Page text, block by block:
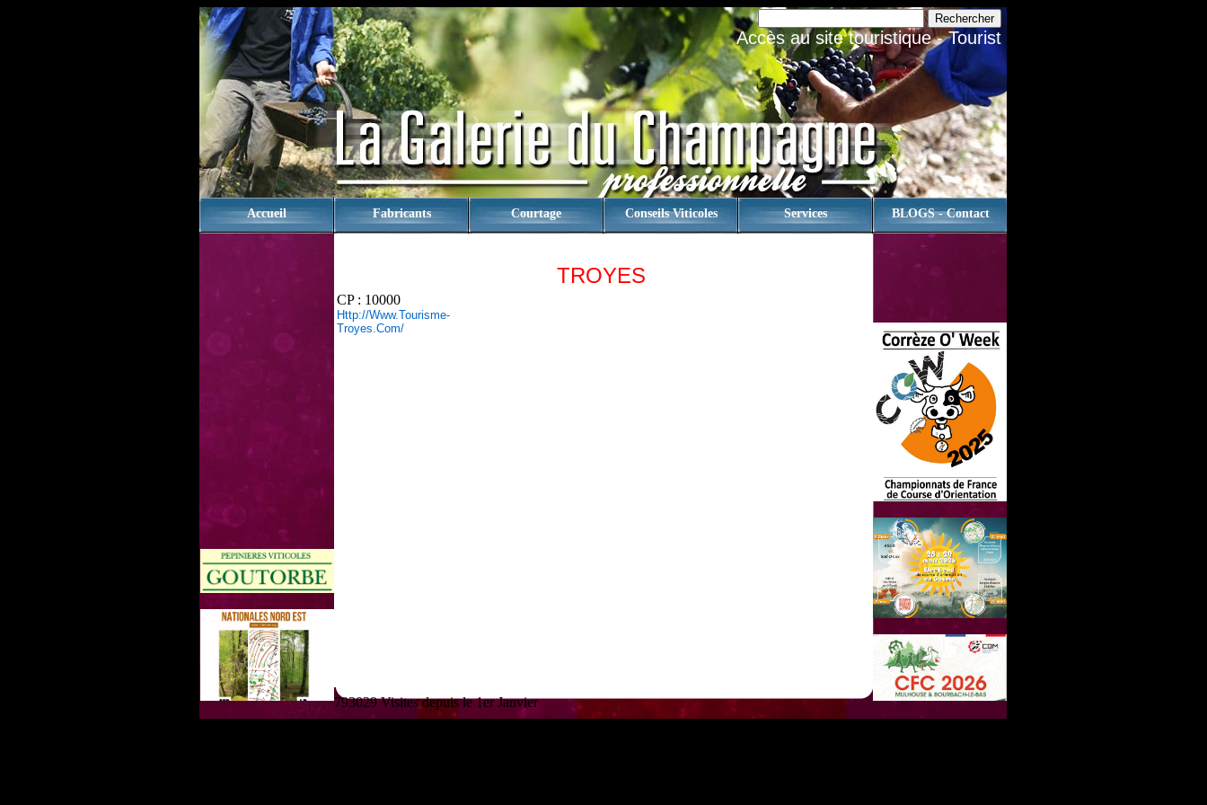
Accès au site touristique - Tourist
Accueil Fabricants Courtage Conseils Viticoles Services BLOGS - Contact
TROYES
CP : 10000
Http://www.tourisme-
Troyes.com/
793029 Visites depuis le 1er Janvier